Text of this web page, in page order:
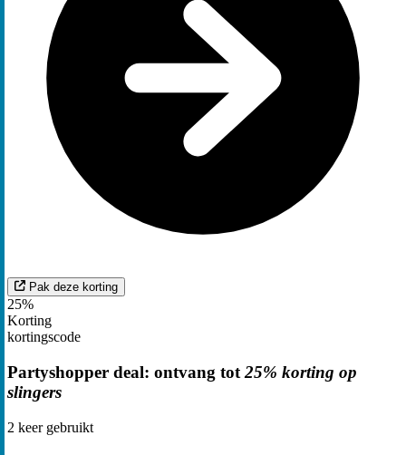
Pak deze korting
25%
Korting
kortingscode
Partyshopper deal: ontvang tot 25% korting op
slingers
2 keer gebruikt